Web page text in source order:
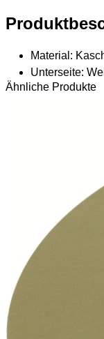
Material:
Unterseite:
Ähnliche Produkte